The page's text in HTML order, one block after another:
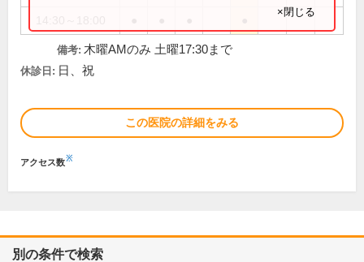
×閉じる
備考: 木曜AMのみ 土曜17:30まで
休診日: 日、祝
この医院の詳細をみる
アクセス数※
別の条件で検索